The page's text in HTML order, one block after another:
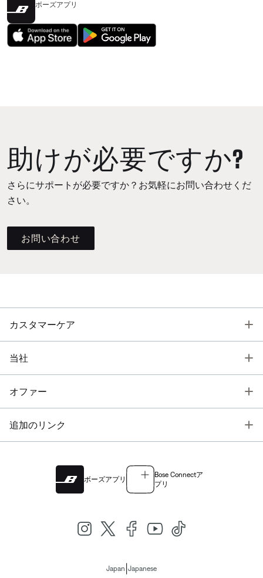
ボーズアプリ
助けが必要ですか?
さらにサポートが必要ですか？お気軽にお問い合わせくだ
さい。
お問い合わせ
カスタマーケア
当社
オファー
追加のリンク
ボーズアプリ
Bose Connectア
プリ
Japan Japanese